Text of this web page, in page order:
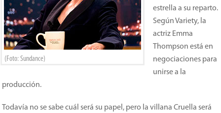
(Foto: Sundance)
estrella a su reparto.
Según Variety, la
actriz Emma
Thompson está en
negociaciones para
unirse a la
producción.
Todavía no se sabe cuál será su papel, pero la villana Cruella será